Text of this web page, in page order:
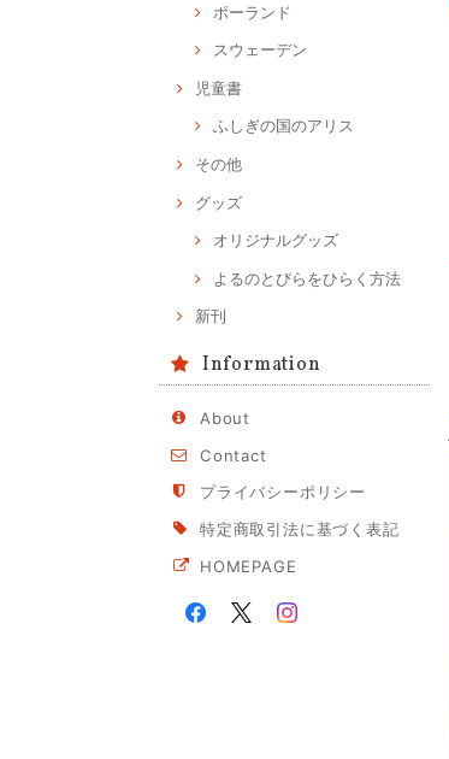
ポーランド
スウェーデン
児童書
ふしぎの国のアリス
その他
グッズ
オリジナルグッズ
よるのとびらをひらく方法
新刊
Information
About
Contact
プライバシーポリシー
特定商取引法に基づく表記
HOMEPAGE